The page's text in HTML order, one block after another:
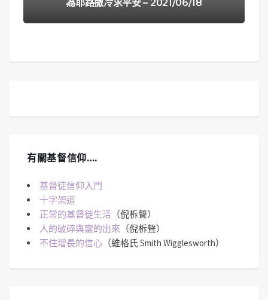
為耶路撒冷求平安 – 2021/06/18
有關基督信仰….
基督徒信仰入門
十字架道
正常的基督徒生活 （倪柝聲）
人的破碎與靈的出來 （倪柝聲）
不住增長的信心 （維格氏 Smith Wigglesworth）